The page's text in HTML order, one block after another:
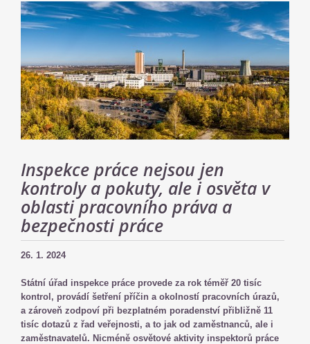
Inspekce práce nejsou jen
kontroly a pokuty, ale i osvěta v
oblasti pracovního práva a
bezpečnosti práce
26. 1. 2024
Státní úřad inspekce práce provede za rok téměř 20 tisíc
kontrol, provádí šetření příčin a okolností pracovních úrazů,
a zároveň zodpoví při bezplatném poradenství přibližně 11
tisíc dotazů z řad veřejnosti, a to jak od zaměstnanců, ale i
zaměstnavatelů. Nicméně osvětové aktivity inspektorů práce